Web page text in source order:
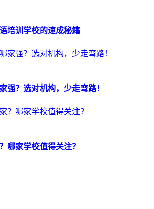
培训学校的速成秘籍
强？选对机构，少走弯路！
哪家学校值得关注？